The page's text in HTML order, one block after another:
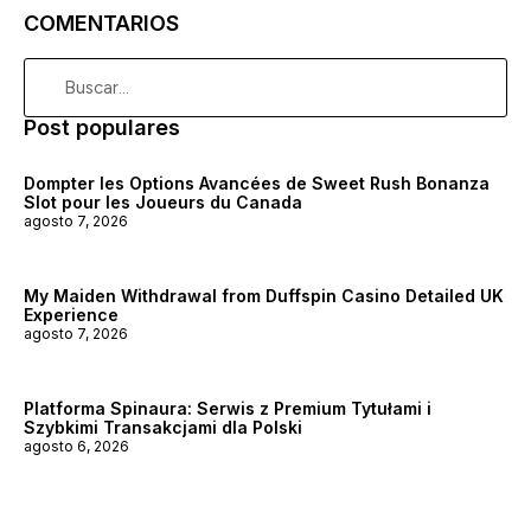
COMENTARIOS
Post populares
Dompter les Options Avancées de Sweet Rush Bonanza
Slot pour les Joueurs du Canada
agosto 7, 2026
My Maiden Withdrawal from Duffspin Casino Detailed UK
Experience
agosto 7, 2026
Platforma Spinaura: Serwis z Premium Tytułami i
Szybkimi Transakcjami dla Polski
agosto 6, 2026